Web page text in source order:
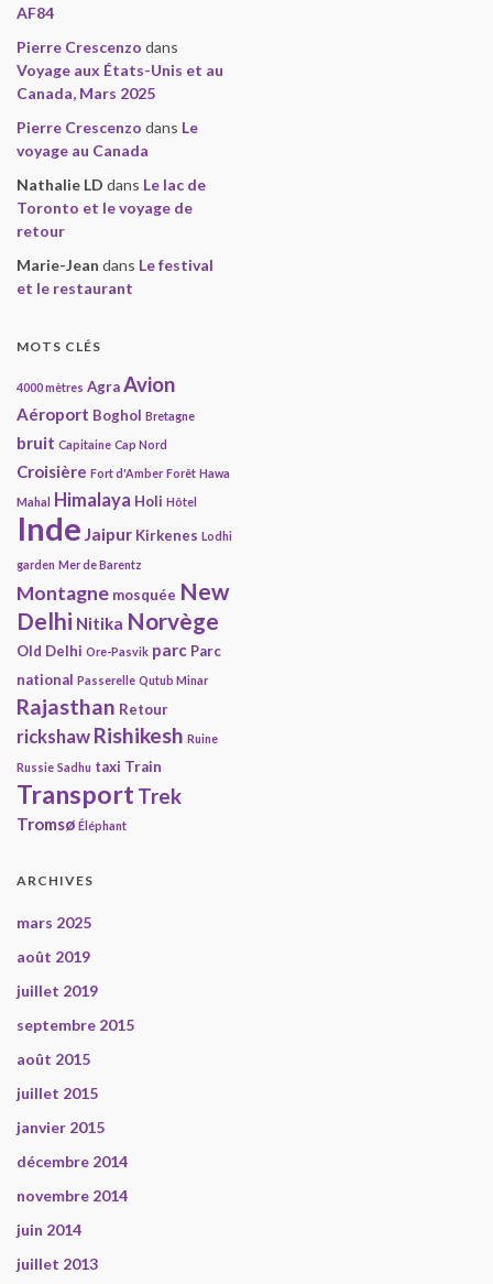
AF84
Pierre Crescenzo dans
Voyage aux États-Unis et au
Canada, Mars 2025
Pierre Crescenzo dans Le
voyage au Canada
Nathalie LD dans Le lac de
Toronto et le voyage de
retour
Marie-Jean dans Le festival
et le restaurant
MOTS CLÉS
4000 mètres AgraAvion
Aéroport Boghol Bretagne
bruit Capitaine Cap Nord
Croisière Fort d'Amber Forêt Hawa
Mahal Himalaya Holi Hôtel
Inde Jaipur Kirkenes Lodhi
garden Mer de Barentz
Montagne mosquée New
Delhi Nitika Norvège
Old Delhi Ore-Pasvik parc Parc
national Passerelle Qutub Minar
Rajasthan Retour
rickshaw Rishikesh Ruine
Russie Sadhu taxi Train
Transport Trek
Tromsø Éléphant
ARCHIVES
mars 2025
août 2019
juillet 2019
septembre 2015
août 2015
juillet 2015
janvier 2015
décembre 2014
novembre 2014
juin 2014
juillet 2013